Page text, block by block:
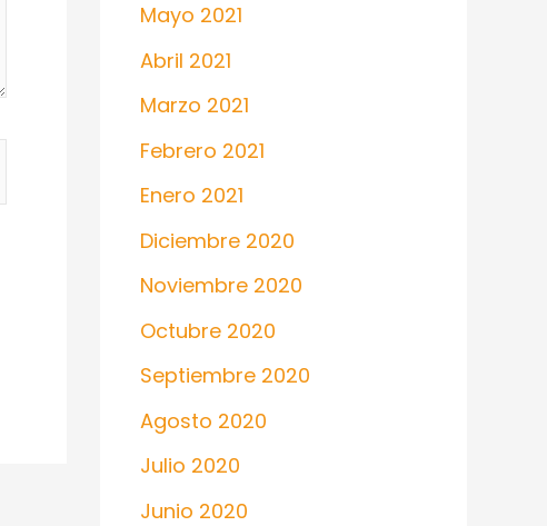
Mayo 2021
Abril 2021
Marzo 2021
Febrero 2021
Enero 2021
Diciembre 2020
Noviembre 2020
Octubre 2020
Septiembre 2020
Agosto 2020
Julio 2020
Junio 2020